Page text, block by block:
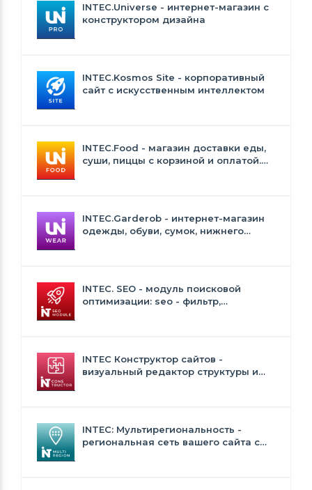
INTEC.Universe - интернет-магазин с
конструктором дизайна
INTEC.Kosmos Site - корпоративный
сайт с искусственным интеллектом
INTEC.Food - магазин доставки еды,
суши, пиццы с корзиной и оплатой.
INTEC.Garderob - интернет-магазин
одежды, обуви, сумок, нижнего
INTEC. SEO - модуль поисковой
оптимизации: seo - фильтр,
INTEC Конструктор сайтов -
визуальный редактор структуры и
INTEC: Мультирегиональность -
региональная сеть вашего сайта с